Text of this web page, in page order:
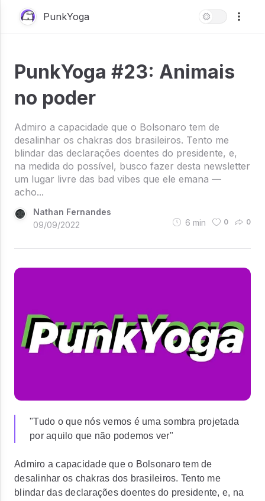
PunkYoga
PunkYoga #23: Animais
no poder
Admiro a capacidade que o Bolsonaro tem de
desalinhar os chakras dos brasileiros. Tento me
blindar das declarações doentes do presidente, e,
na medida do possível, busco fazer desta newsletter
um lugar livre das bad vibes que ele emana —
acho...
Nathan Fernandes
09/09/2022
6 min 0 0
"Tudo o que nós vemos é uma sombra projetada
por aquilo que não podemos ver"
Admiro a capacidade que o Bolsonaro tem de
desalinhar os chakras dos brasileiros. Tento me
blindar das declarações doentes do presidente, e, na